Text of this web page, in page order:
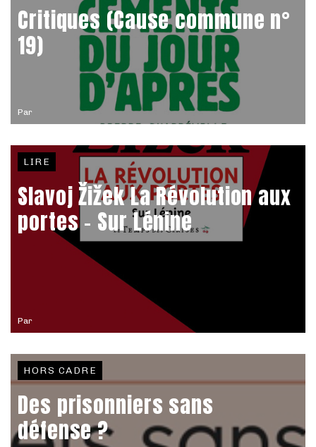
Par
Critiques (Cause commune n°
19)
Par
LIRE
Slavoj Žižek La Révolution aux
portes – Sur Lénine
HORS CADRE
Des prisonniers sans
défense ?